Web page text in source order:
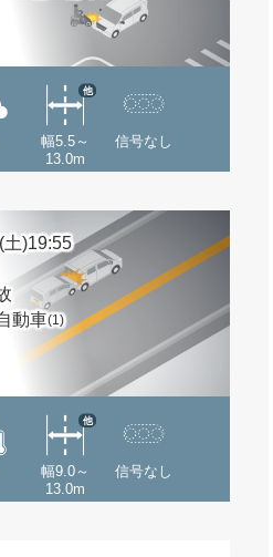
幅5.5～
13.0m
他
信号なし
)19:55
動車(1)
幅9.0～
13.0m
他
信号なし